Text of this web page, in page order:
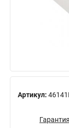
Артикул: